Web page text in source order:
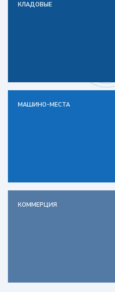
КЛАДОВЫЕ
МАШИНО-МЕСТА
КОММЕРЦИЯ